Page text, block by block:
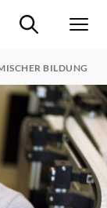
Suche ein-/
BILDUNG